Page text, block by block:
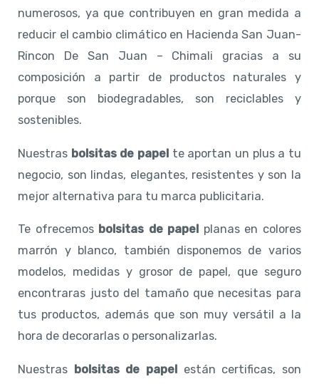
numerosos, ya que contribuyen en gran medida a
reducir el cambio climático en Hacienda San Juan-
Rincon De San Juan – Chimali gracias a su
composición a partir de productos naturales y
porque son biodegradables, son reciclables y
sostenibles.
Nuestras bolsitas de papel te aportan un plus a tu
negocio, son lindas, elegantes, resistentes y son la
mejor alternativa para tu marca publicitaria.
Te ofrecemos bolsitas de papel planas en colores
marrón y blanco, también disponemos de varios
modelos, medidas y grosor de papel, que seguro
encontraras justo del tamaño que necesitas para
tus productos, además que son muy versátil a la
hora de decorarlas o personalizarlas.
Nuestras bolsitas de papel están certificas, son